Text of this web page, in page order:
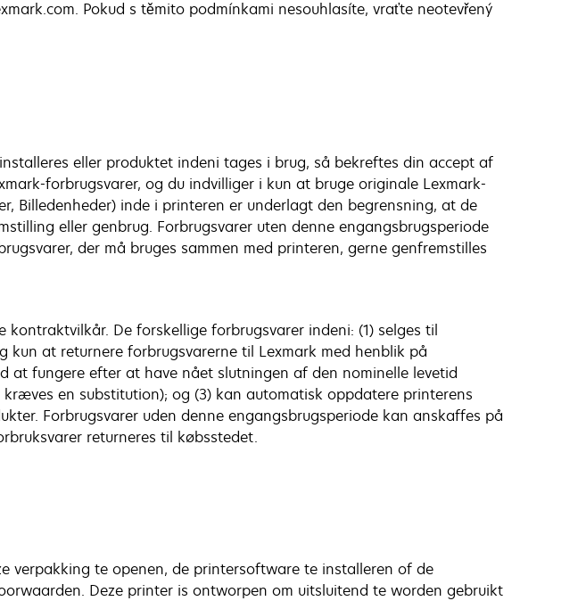
Pokud s těmito podmínkami nesouhlasíte, vraťte neotevřený
eller produktet indeni tages i brug, så bekreftes din accept af
forbrugsvarer, og du indvilliger i kun at bruge originale Lexmark-
Billedenheder) inde i printeren er underlagt den begrensning, at de
eller genbrug. Forbrugsvarer uten denne engangsbrugsperiode
der må bruges sammen med printeren, gerne genfremstilles
De forskellige forbrugsvarer indeni: (1) selges til
at returnere forbrugsvarerne til Lexmark med henblik på
at fungere efter at have nået slutningen af den nominelle levetid
en substitution); og (3) kan automatisk oppdatere printerens
Forbrugsvarer uden denne engangsbrugsperiode kan anskaffes på
returneres til købsstedet.
verpakking te openen, de printersoftware te installeren of de
Deze printer is ontworpen om uitsluitend te worden gebruikt